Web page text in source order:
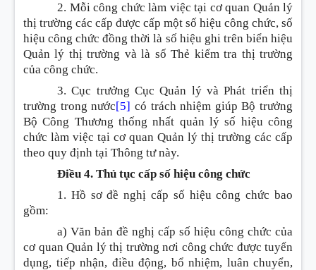
2. Mỗi công chức làm việc tại cơ quan Quản lý
thị trường các cấp được cấp một số hiệu công chức, số
hiệu công chức đồng thời là số hiệu ghi trên biển hiệu
Quản lý thị trường và là số Thẻ kiểm tra thị trường
của công chức.
3. Cục trưởng Cục Quản lý và Phát triển thị
trường trong nước[5] có trách nhiệm giúp Bộ trưởng
Bộ Công Thương thống nhất quản lý số hiệu công
chức làm việc tại cơ quan Quản lý thị trường các cấp
theo quy định tại Thông tư này.
Điều 4. Thủ tục cấp số hiệu công chức
1. Hồ sơ đề nghị cấp số hiệu công chức bao
gồm:
a) Văn bản đề nghị cấp số hiệu công chức của
cơ quan Quản lý thị trường nơi công chức được tuyển
dụng, tiếp nhận, điều động, bổ nhiệm, luân chuyển,